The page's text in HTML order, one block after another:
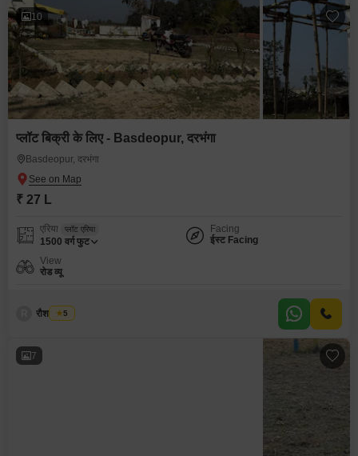
10
प्लॉट बिक्री के लिए - Basdeopur, दरभंगा
Basdeopur, दरभंगा
₹ 27 L
एरिया प्लॉट एरिया
1500 वर्ग फुट
Facing
ईस्ट Facing
View
रोड व्यू
रौशन कुमार
5
7